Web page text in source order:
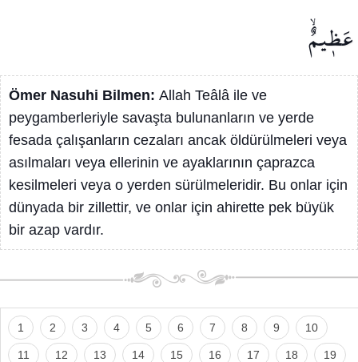
عَظ۪يمٌۙ
Ömer Nasuhi Bilmen: Allah Teâlâ ile ve
peygamberleriyle savaşta bulunanların ve yerde
fesada çalışanların cezaları ancak öldürülmeleri veya
asılmaları veya ellerinin ve ayaklarının çaprazca
kesilmeleri veya o yerden sürülmeleridir. Bu onlar için
dünyada bir zillettir, ve onlar için ahirette pek büyük
bir azap vardır.
1 2 3 4 5 6 7 8 9 10
11 12 13 14 15 16 17 18 19